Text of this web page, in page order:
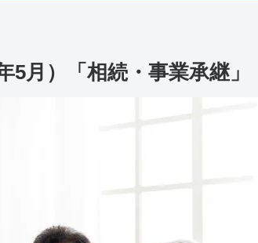
月）「相続・事業承継」